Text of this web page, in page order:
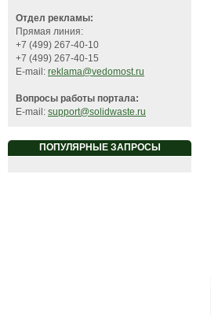
Отдел рекламы:
Прямая линия:
+7 (499) 267-40-10
+7 (499) 267-40-15
E-mail: reklama@vedomost.ru
Вопросы работы портала:
E-mail: support@solidwaste.ru
ПОПУЛЯРНЫЕ ЗАПРОСЫ